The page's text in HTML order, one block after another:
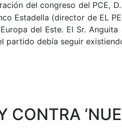
del congreso del PCE,
Estadella (director de EL
del Este. El Sr.
partido debía seguir